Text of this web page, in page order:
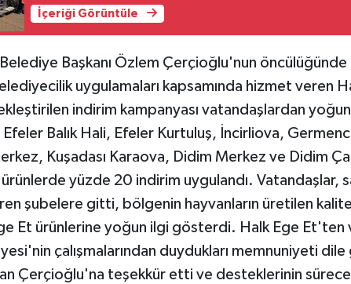
İçeriği Görüntüle
Başkanı Özlem Çerçioğlu'nun öncülüğünde
uygulamaları kapsamında hizmet veren
indirim kampanyası vatandaşlardan
Balık Hali, Efeler Kurtuluş, İncirliova,
Kuşadası Karaova, Didim Merkez ve Didim
yüzde 20 indirim uygulandı. Vatandaşlar,
şubelere gitti, bölgenin hayvanların üretilen
Et ürünlerine yoğun ilgi gösterdi. Halk Ege Et'ten
çalışmalarından duydukları memnuniyeti
Çerçioğlu'na teşekkür etti ve desteklerinin